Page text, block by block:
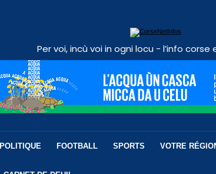
Per voi, incù voi in ogni locu - l’info corse
POLITIQUE FOOTBALL SPORTS VOTRE